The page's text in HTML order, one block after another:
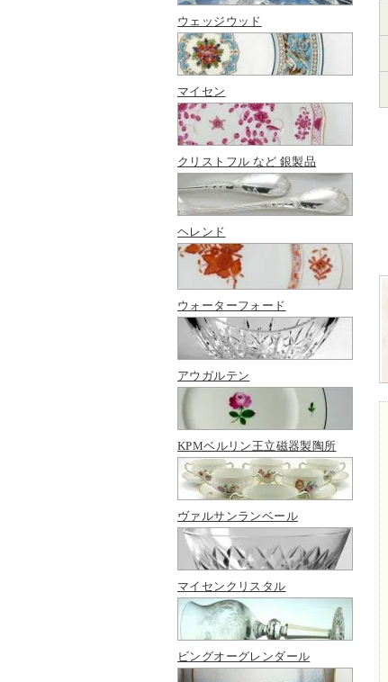
ウェッジウッド
マイセン
クリストフル など 銀製品
ヘレンド
ウォーターフォード
アウガルテン
KPMベルリン王立磁器製陶所
ヴァルサンランベール
マイセンクリスタル
ビングオーグレンダール